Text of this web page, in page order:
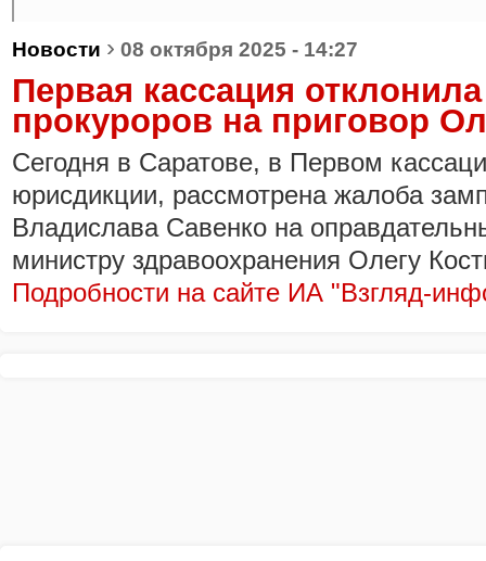
Новости › 08 октября 2025 - 14:27
Первая кассация
прокуроров на приговор
Сегодня в Саратове, в Первом
юрисдикции, рассмотрена жалоба
Владислава Савенко на
министру здравоохранения Олегу
Подробности на сайте ИА "Взгляд-